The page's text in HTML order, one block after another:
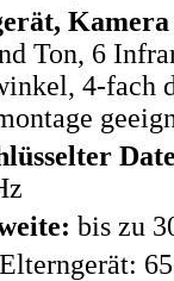
Ton, 6
4-fach
bis zu